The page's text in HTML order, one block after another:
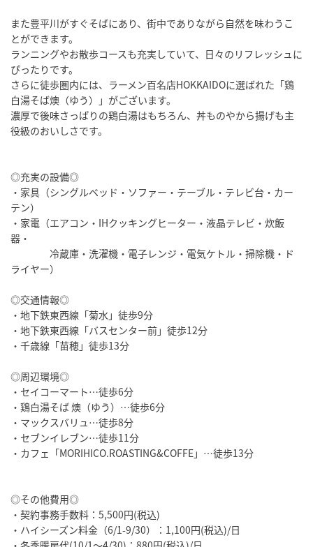
また豊平川がすぐそばにあり、街中でありながら自然を味わうこ
とができます。
ランニングやお散歩コースも充実していて、日々のリフレッシュに
ぴったりです。
さらに徒歩圏内には、ラーメン百名店HOKKAIDOに選ばれた「鶏
白湯そば燠（ゆう）」がございます。
濃厚で後味さっぱりの鶏白湯はもちろん、丼ものやから揚げも主
役級のおいしさです。
◎充実の設備◎
・家具（シングルベッド・ソファー・テーブル・テレビ台・カー
テン）
・家電（エアコン・IHクッキングヒーター・液晶テレビ・炊飯
器・
冷蔵庫・洗濯機・電子レンジ・電気ケトル・掃除機・ド
ライヤー）
◎交通情報◎
・地下鉄東西線「菊水」徒歩9分
・地下鉄東西線「バスセンター前」徒歩12分
・千歳線「苗穂」徒歩13分
◎周辺環境◎
・セイコーマート…徒歩6分
・鶏白湯そば 燠（ゆう）…徒歩6分
・マックスバリュ…徒歩8分
・セブンイレブン…徒歩11分
・カフェ「MORIHICO.ROASTING&COFFE」…徒歩13分
◎その他費用◎
・契約事務手数料：5,500円(税込)
・ハイシーズン料金（6/1-9/30）：1,100円(税込)/日